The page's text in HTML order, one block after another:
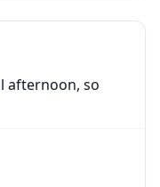
afternoon, so